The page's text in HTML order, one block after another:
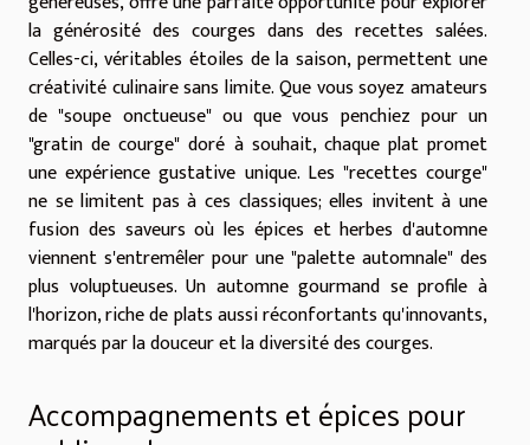
la générosité des courges dans des recettes salées.
Celles-ci, véritables étoiles de la saison, permettent une
créativité culinaire sans limite. Que vous soyez amateurs
de "soupe onctueuse" ou que vous penchiez pour un
"gratin de courge" doré à souhait, chaque plat promet
une expérience gustative unique. Les "recettes courge"
ne se limitent pas à ces classiques; elles invitent à une
fusion des saveurs où les épices et herbes d'automne
viennent s'entremêler pour une "palette automnale" des
plus voluptueuses. Un automne gourmand se profile à
l'horizon, riche de plats aussi réconfortants qu'innovants,
marqués par la douceur et la diversité des courges.
Accompagnements et épices pour